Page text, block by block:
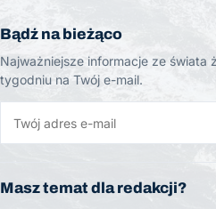
Bądź na bieżąco
Najważniejsze informacje ze świata
tygodniu na Twój e-mail.
Masz temat dla redakcji?